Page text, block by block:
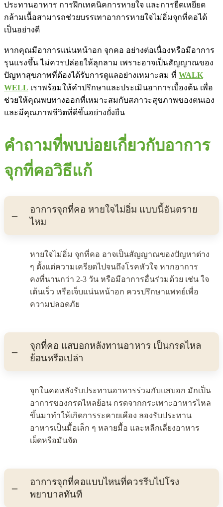
ประทานอาหาร การฝึกเทคนิคการหายใจ และการยืดเหยียด
กล้ามเนื้อสามารถช่วยบรรเทาอาการหายใจไม่อิ่มจุกที่คอได้
เป็นอย่างดี
หากคุณมีอาการแน่นหน้าอก จุกคอ อย่างต่อเนื่องหรือมีอาการ
รุนแรงขึ้น ไม่ควรปล่อยให้ลุกลาม เพราะอาจเป็นสัญญาณของ
ปัญหาสุขภาพที่ต้องได้รับการดูแลอย่างเหมาะสม ที่ WALK
WELL เราพร้อมให้คำปรึกษาและประเมินอาการเบื้องต้น เพื่อ
ช่วยให้คุณพบทางออกที่เหมาะสมกับสภาวะสุขภาพของตนเอง
และมีคุณภาพชีวิตที่ดีขึ้นอย่างยั่งยืน
คำถามที่พบบ่อยเกี่ยวกับอาการ
จุกที่คอวิธีแก้
อาการจุกที่คอ หายใจไม่อิ่ม แบบนี้อันตราย
ไหม
หายใจไม่อิ่ม จุกที่คอ อาจเป็นสัญญาณของปัญหาต่าง
ๆ ตั้งแต่ความเครียดไปจนถึงโรคหัวใจ หากอาการ
คงที่นานกว่า 2-3 วัน หรือมีอาการอื่นร่วมด้วย เช่น ใจ
เต้นเร็ว หรือเจ็บแน่นหน้าอก ควรปรึกษาแพทย์เพื่อ
ความปลอดภัย
จุกที่คอ แสบอกหลังทานอาหาร เป็นกรดไหล
ย้อนหรือเปล่า
จุกในคอหลังรับประทานอาหารร่วมกับแสบอก มักเป็น
อาการของกรดไหลย้อน กรดจากกระเพาะอาหารไหล
ขึ้นมาทำให้เกิดการระคายเคือง ลองรับประทาน
อาหารเป็นมื้อเล็ก ๆ หลายมื้อ และหลีกเลี่ยงอาหาร
เผ็ดหรือมันจัด
อาการจุกที่คอแบบไหนที่ควรรีบไปโรง
พยาบาลทันที